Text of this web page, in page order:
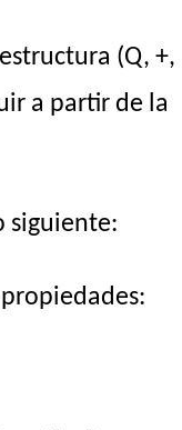
(Q, +,
a partir de la
siguiente: